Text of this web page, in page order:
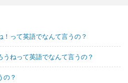
って英語でなんて言うの？
ねって英語でなんて言うの？
の？